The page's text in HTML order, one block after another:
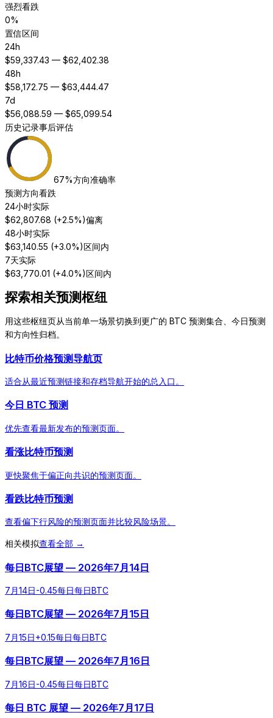
强烈看跌
0%
置信区间
24h
$59,337.43 — $62,402.38
48h
$58,172.75 — $63,444.47
7d
$56,088.59 — $65,099.54
历史记录事后评估
67%方向准确率
预测方向看跌
24小时实际
$62,807.68 (+2.5%)偏离
48小时实际
$63,140.55 (+3.0%)区间内
7天实际
$63,770.01 (+4.0%)区间内
探索相关预测枢纽
用这些枢纽页从当前单一场景切换到更广的 BTC 预测集合、今日预测
和方向性归档。
比特币价格预测导航页
适合从最近预测链接和存档导航开始的总入口。
今日 BTC 预测
优先查看最新发布的预测页面。
看涨比特币预测
更快聚焦于偏正向共识的预测页面。
看跌比特币预测
查看偏下行风险的预测页面并比较风险场景。
相关模拟查看全部 →
每日BTC展望 — 2026年7月14日
7月14日-0.45每日每日BTC
每日BTC展望 — 2026年7月15日
7月15日+0.15每日每日BTC
每日BTC展望 — 2026年7月16日
7月16日-0.45每日每日BTC
每日 BTC 展望 — 2026年7月17日